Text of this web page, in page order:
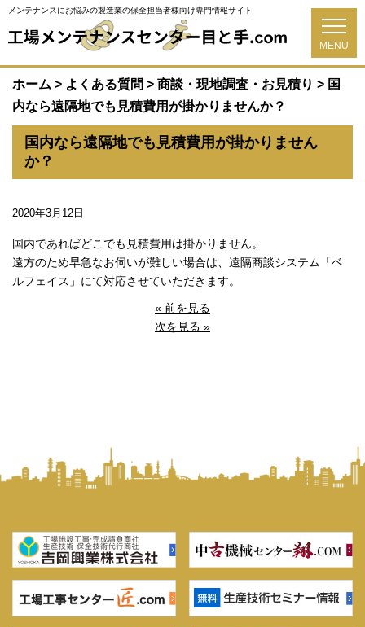
MENU
メンテナンスにお悩みの製造業の保全担当者様向け専門情報サイト
ホーム > よくある質問 > 商談・現地調査・お見積り > 国
内なら遠隔地でも見積費用が掛かりませんか？
国内なら遠隔地でも見積費用が掛かりません
か？
2020年3月12日
国内であればどこでも見積費用は掛かりません。
遠方のため早急なお伺いが難しい場合は、遠隔商談システム「ベ
ルフェイス」にて対応させていただきます。
« 前を見る
次を見る »